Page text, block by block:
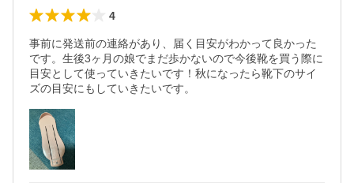
4
事前に発送前の連絡があり、届く目安がわかって良かった
です。生後3ヶ月の娘でまだ歩かないので今後靴を買う際に
目安として使っていきたいです！秋になったら靴下のサイ
ズの目安にもしていきたいです。